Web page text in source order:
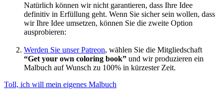
Natürlich können wir nicht garantieren, dass Ihre Idee
definitiv in Erfüllung geht. Wenn Sie sicher sein wollen, dass
wir Ihre Idee umsetzen, können Sie die zweite Option
ausprobieren:
Werden Sie unser Patreon, wählen Sie die Mitgliedschaft
“Get your own coloring book” und wir produzieren ein
Malbuch auf Wunsch zu 100% in kürzester Zeit.
Toll, ich will mein eigenes Malbuch